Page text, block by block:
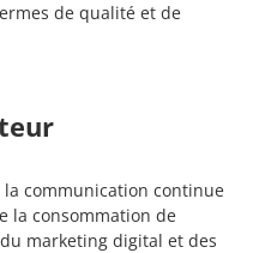
de qualité et de
la communication continue
la consommation de
marketing digital et des